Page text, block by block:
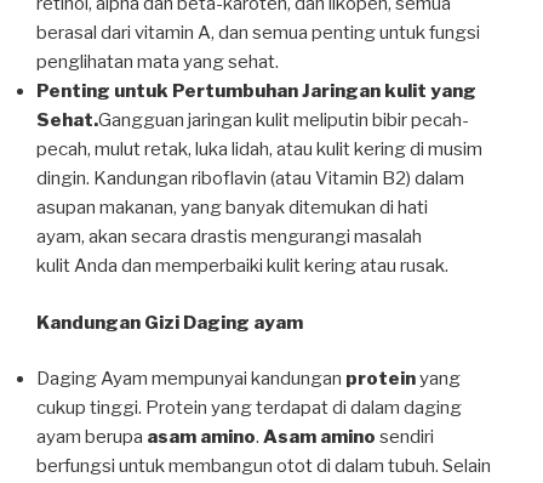
berasal dari vitamin A, dan semua penting untuk fungsi
penglihatan mata yang sehat.
Penting untuk Pertumbuhan Jaringan kulit yang
Sehat.Gangguan jaringan kulit meliputin bibir pecah-
pecah, mulut retak, luka lidah, atau kulit kering di musim
dingin. Kandungan riboflavin (atau Vitamin B2) dalam
asupan makanan, yang banyak ditemukan di hati
ayam, akan secara drastis mengurangi masalah
kulit Anda dan memperbaiki kulit kering atau rusak.
Kandungan Gizi Daging ayam
Daging Ayam mempunyai kandungan proteinyang
cukup tinggi. Protein yang terdapat di dalam daging
ayam berupa asam amino. Asam amino sendiri
berfungsi untuk membangun otot di dalam tubuh. Selain